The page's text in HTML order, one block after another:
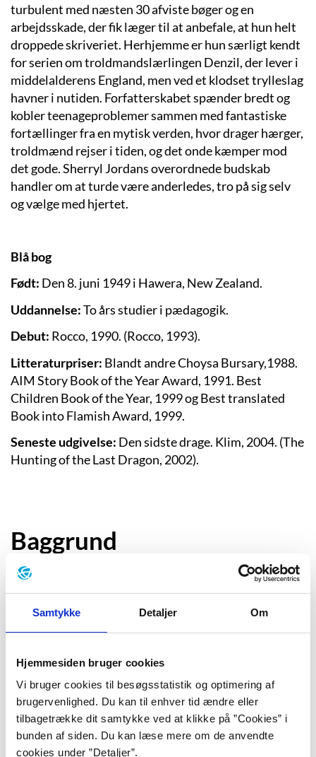
Samtykke Detaljer Om
Hjemmesiden bruger cookies
Vi bruger cookies til besøgsstatistik og optimering af
brugervenlighed. Du kan til enhver tid ændre eller
tilbagetrække dit samtykke ved at klikke på ”Cookies” i
bunden af siden. Du kan læse mere om de anvendte
cookies under ”Detaljer”.
turbulent med næsten 30 afviste bøger og en
arbejdsskade, der fik læger til at anbefale, at hun helt
droppede skriveriet. Herhjemme er hun særligt kendt
for serien om troldmandslærlingen Denzil, der lever i
middelalderens England, men ved et klodset trylleslag
havner i nutiden. Forfatterskabet spænder bredt og
kobler teenageproblemer sammen med fantastiske
fortællinger fra en mytisk verden, hvor drager hærger,
troldmænd rejser i tiden, og det onde kæmper mod
det gode. Sherryl Jordans overordnede budskab
handler om at turde være anderledes, tro på sig selv
og vælge med hjertet.
Blå bog
Født: Den 8. juni 1949 i Hawera, New Zealand.
Uddannelse:To års studier i pædagogik.
Debut: Rocco, 1990. (Rocco, 1993).
Litteraturpriser: Blandt andre Choysa Bursary,1988.
AIM Story Book of the Year Award, 1991. Best
Children Book of the Year, 1999 og Best translated
Book into Flamish Award, 1999.
Seneste udgivelse: Den sidste drage. Klim, 2004. (The
Hunting of the Last Dragon, 2002).
Baggrund
“Det havde aldrig været Denzils
mening at være en tyv. Han havde fået
at vide, at hvis han gjorde noget, der
var ondt, ville det nedsætte hans
særlige evner og svække hans
trolddomskraft. Han vidste også, at
hvis en tyv blev fanget, fik han hugget